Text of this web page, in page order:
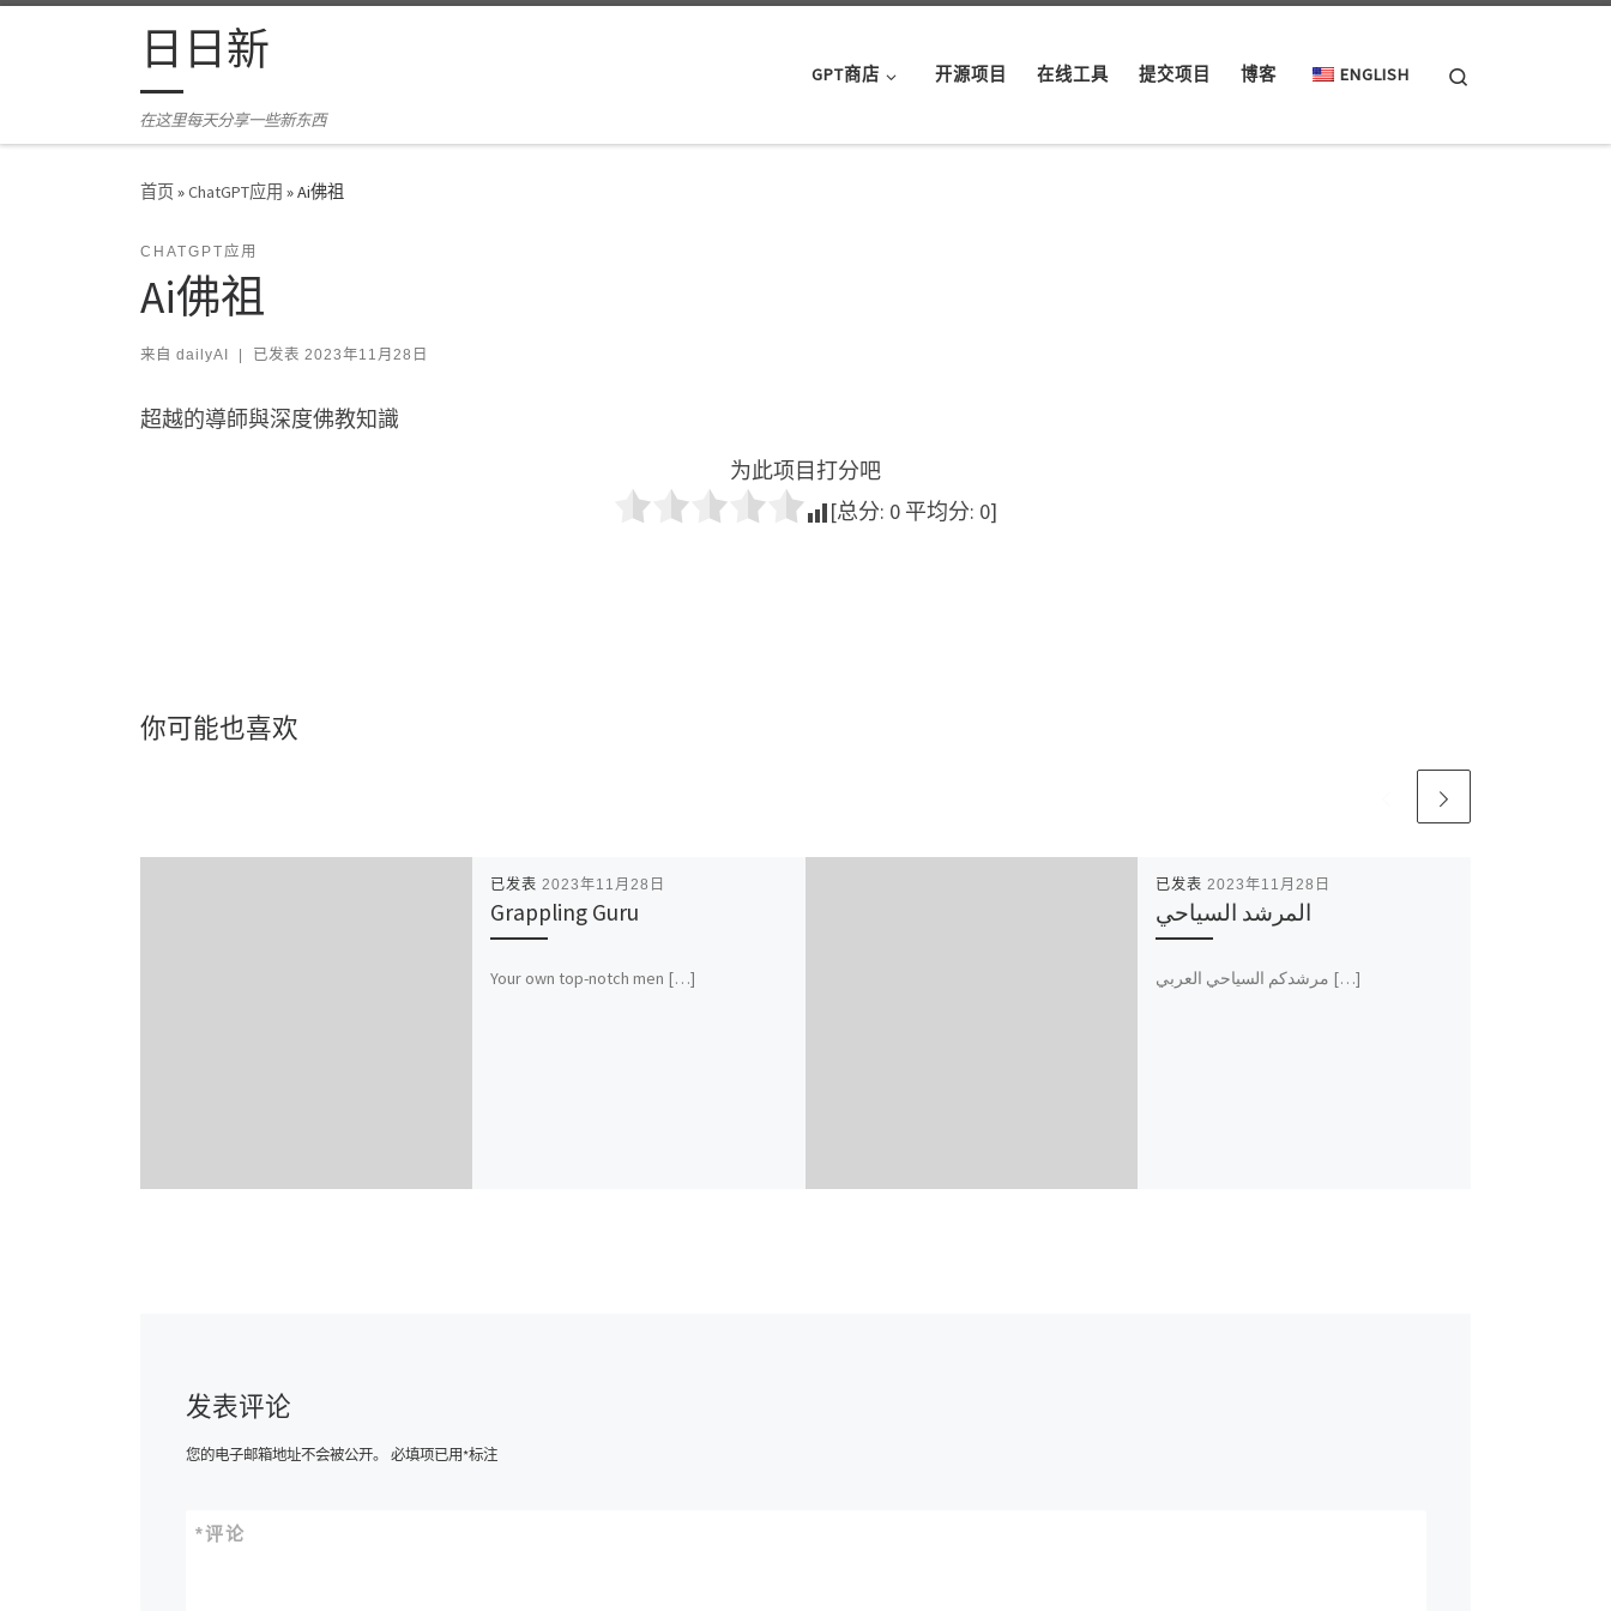
Skip to content日日新
在这里每天分享一些新东西
GPT商店 开源项目 在线工具 提交项目 博客 ENGLISH
首页»ChatGPT应用 »Ai佛祖
CHATGPT应用
Ai佛祖
来自 dailyAI 已发表 2023年11月28日
超越的導師與深度佛教知識
为此项目打分吧
[总分: 0 平均分: 0]
你可能也喜欢
已发表 2023年11月28日
Grappling Guru
Your own top-notch men […]
已发表 2023年11月28日
المرشد السياحي
مرشدكم السياحي العربي […]
发表评论
您的电子邮箱地址不会被公开。 必填项已用*标注
评论
*